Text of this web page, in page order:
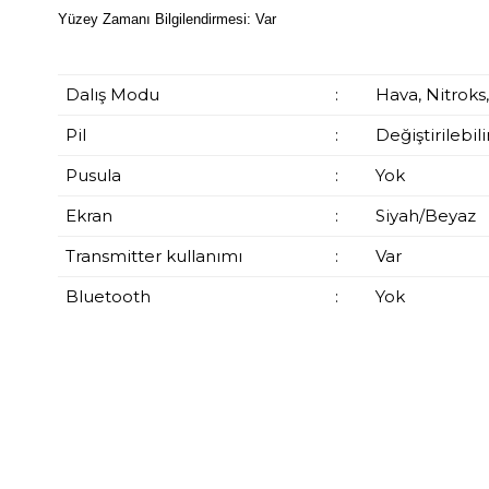
Yüzey Zamanı Bilgilendirmesi: Var
Dalış Modu :
Hava,
Pil
:
Pusula
:
Yok
Ekran
:
Siyah/Beyaz
Transmitter kullanımı
:
Var
Bluetooth
: Yok